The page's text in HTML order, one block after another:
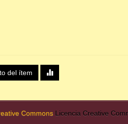
del ítem
Commons Licencia Creative